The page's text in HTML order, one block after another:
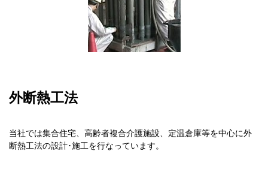
外断熱工法
当社では集合住宅、高齢者複合介護施設、定温倉庫等を中心に外
断熱工法の設計･施工を行なっています。